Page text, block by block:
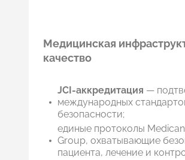
Медицинская
качество
JCI-аккредитация —
международных
безопасности;
единые протоколы
Group, охватывающие
пациента, лечение и